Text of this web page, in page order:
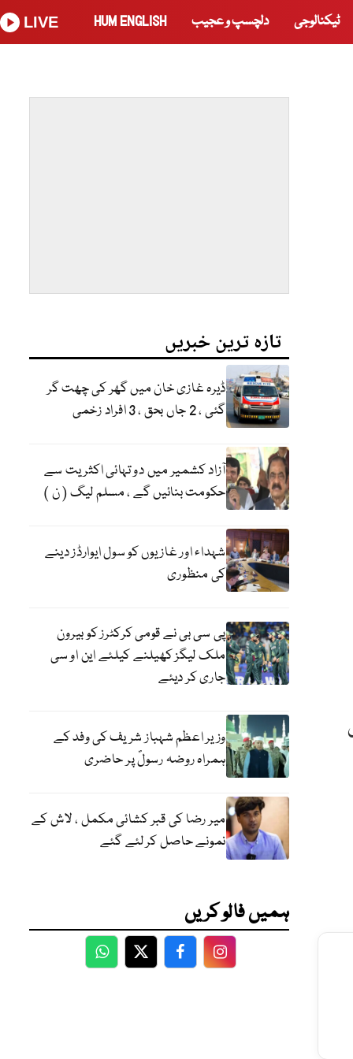
ٹیکنالوجی دلچسپ و عجیب HUM ENGLISH
LIVE
تازہ ترین خبریں
ڈیرہ غازی خان میں گھر کی چھت گر
گئی ، 2 جاں بحق ، 3 افراد زخمی
آزاد کشمیر میں دو تہائی اکثریت سے
حکومت بنائیں گے ، مسلم لیگ ( ن )
شہداء اور غازیوں کو سول ایوارڈز دینے
کی منظوری
پی سی بی نے قومی کرکٹرز کو بیرون
ملک لیگز کھیلنے کیلئے این او سی
جاری کر دیئے
وزیر اعظم شہباز شریف کی وفد کے
ہمراہ روضہ رسولؐ پر حاضری
میر رضا کی قبر کشائی مکمل ، لاش کے
نمونے حاصل کر لئے گئے
ہمیں فالو کریں
WhatsApp
TwitterFacebookFacebook